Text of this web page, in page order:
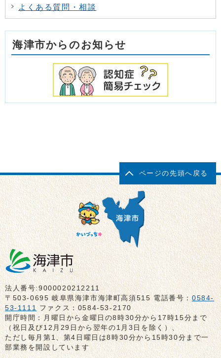
よくある質問・相談
海津市からのお知らせ
ページの先頭へ戻る
法人番号:9000020212211
〒503-0695 岐阜県海津市海津町高須515 電話番号：0584-
53-1111 ファクス：0584-53-2170
開庁時間：月曜日から金曜日の8時30分から17時15分まで
（祝日及び12月29日から翌年の1月3日を除く）、
ただし毎月第1、第4日曜日は8時30分から15時30分まで一
部業務を開設しています